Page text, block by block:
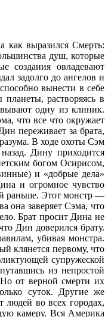
как выразился Смерть:
душ, которые
создания овладевают
задолго до ангелов и
вынести в себе
растворяясь в
одну из клиник.
что все что окружает
переживает за брата,
В ходе охоты Сэм
Дину приходится
богом Осирисом,
и «добрые дела»
и огромное чувство
раньше. Этот монстр —
она заверяет Сэма, что
Брат просит Дина не
Дин доверился брату.
убивая монстра.
клянется первому, что
супружеской
из непростой
от верной смерти их
суток. Другие же
людей во всех городах,
камеру. Вся Америка